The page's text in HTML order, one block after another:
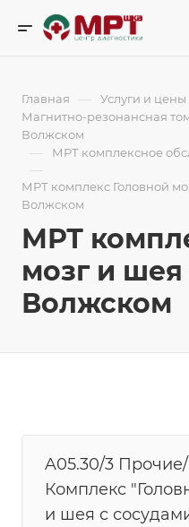
Главная — Услуги и цены
Магнитно-резонансная
Волжском
— МРТ комплексное
—
МРТ комплекс Головной
Волжском
МРТ
мозг и шея
Волжском
A05.30/3 Прочие/
Комплекс
и шея с